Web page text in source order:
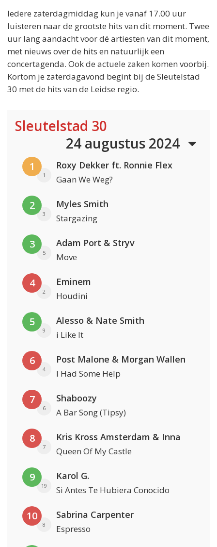
Iedere zaterdagmiddag kun je vanaf 17.00 uur
luisteren naar de grootste hits van dit moment. Twee
uur lang aandacht voor dé artiesten van dit moment,
met nieuws over de hits en natuurlijk een
concertagenda. Ook de actuele zaken komen voorbij.
Kortom je zaterdagavond begint bij de Sleutelstad
30 met de hits van de Leidse regio.
Sleutelstad 30
24 augustus 2024
1
1
Roxy Dekker ft. Ronnie Flex
Gaan We Weg?
2
3
Myles Smith
Stargazing
3
5
Adam Port & Stryv
Move
4
2
Eminem
Houdini
5
9
Alesso & Nate Smith
i Like It
6
4
Post Malone & Morgan Wallen
I Had Some Help
7
6
Shaboozy
A Bar Song (Tipsy)
8
7
Kris Kross Amsterdam & Inna
Queen Of My Castle
9
19
Karol G.
Si Antes Te Hubiera Conocido
10
8
Sabrina Carpenter
Espresso